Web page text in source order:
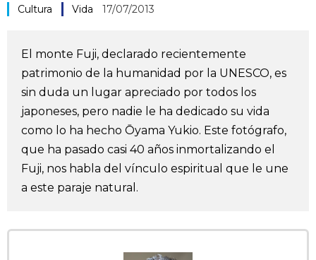
Tecnología
Vida
Guía de Japón
Vídeos e imágenes
En profundidad
official SNS
Cultura Vida 17/07/2013
El monte Fuji, declarado recientemente
patrimonio de la humanidad por la UNESCO, es
sin duda un lugar apreciado por todos los
japoneses, pero nadie le ha dedicado su vida
como lo ha hecho Ōyama Yukio. Este fotógrafo,
que ha pasado casi 40 años inmortalizando el
Fuji, nos habla del vínculo espiritual que le une
a este paraje natural.